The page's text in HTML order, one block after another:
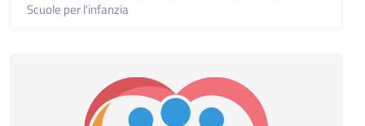
Scuole per l'infanzia